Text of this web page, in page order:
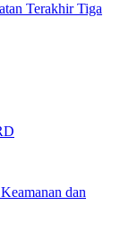
Terakhir Tiga
dan